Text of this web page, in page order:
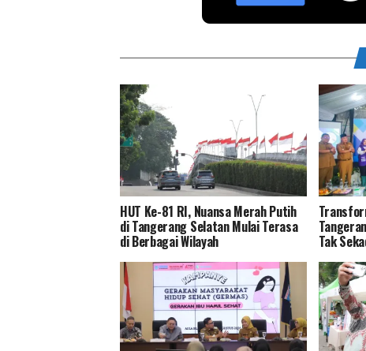
HUT Ke-81 RI, Nuansa Merah Putih
di Tangerang Selatan Mulai Terasa
di Berbagai Wilayah Tak